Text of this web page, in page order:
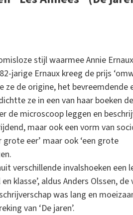
stijl waarmee Annie
jarige Ernaux kreeg de prijs
ze de origine, het bevreemdende
ze in een van haar boeken
de microscoop leggen en
maar ook een vorm van
eer’ maar ook ‘een grote
verschillende invalshoeken een
klasse’, aldus Anders Olssen,
was lang en
van ‘De jaren’.